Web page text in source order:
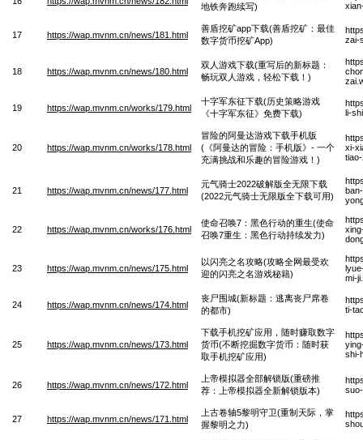
地铁奔跑续写)
17 https://wap.mvnm.cn/news/181.html
善盾挖矿app下载(善盾挖矿：最佳
数字货币挖矿App)
zai-
18 https://wap.mvnm.cn/news/180.html
双人游戏下载(重写后的新标题：
畅玩双人游戏，轻松下载！)
19 https://wap.mvnm.cn/works/179.html
十字军东征下载(历史策略游戏
《十字军东征》免费下载)
li-
20 https://wap.mvnm.cn/works/178.html
冒险的阿曼达游戏下载手机版
(《阿曼达的冒险：手机版》- 一个
充满挑战和乐趣的冒险游戏！)
xi-
21 https://wap.mvnm.cn/news/177.html
元气骑士2022破解版全无限下载
(2022元气骑士无限版全下载可用)
22 https://wap.mvnm.cn/works/176.html
使命召唤7：黑色行动的重生(使命
召唤7重生：黑色行动持续发力)
23 https://wap.mvnm.cn/news/175.html
以闪亮之名攻略(攻略全网最受欢
迎的闪亮之名游戏秘籍)
mi-
24 https://wap.mvnm.cn/news/174.html
丧尸围城(新标题：逃离丧尸席卷
的都市)
ti-
25 https://wap.mvnm.cn/news/173.html
下载手机挖矿应用，随时赚取数字
货币(不断挖掘数字货币：随时获
取手机挖矿应用)
shi-
26 https://wap.mvnm.cn/news/172.html
上帝模拟器全部解锁版(重磅推
荐：上帝模拟器全新解锁版本)
27 https://wap.mvnm.cn/news/171.html
上古卷轴5黎明守卫(重制天际，掌
握黎明之力)